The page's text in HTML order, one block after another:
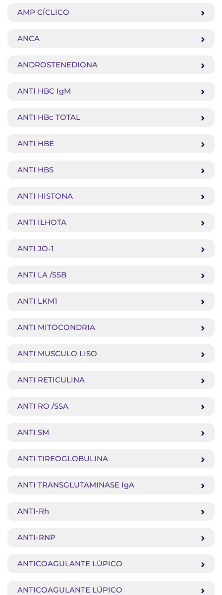
AMP CÍCLICO
ANCA
ANDROSTENEDIONA
ANTI HBC IgM
ANTI HBc TOTAL
ANTI HBE
ANTI HBS
ANTI HISTONA
ANTI ILHOTA
ANTI JO-1
ANTI LA /SSB
ANTI LKM1
ANTI MITOCONDRIA
ANTI MUSCULO LISO
ANTI RETICULINA
ANTI RO /SSA
ANTI SM
ANTI TIREOGLOBULINA
ANTI TRANSGLUTAMINASE IgA
ANTI-Rh
ANTI-RNP
ANTICOAGULANTE LÚPICO
ANTICOAGULANTE LÚPICO